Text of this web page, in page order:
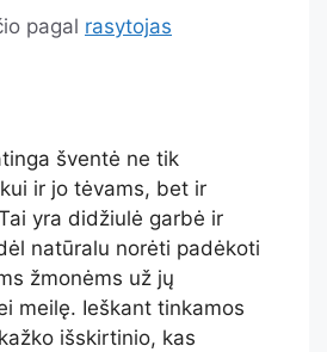
pagal rasytojas
šventė ne tik
ir jo tėvams, bet ir
yra didžiulė garbė ir
natūralu norėti padėkoti
žmonėms už jų
meilę. Ieškant tinkamos
išskirtinio, kas